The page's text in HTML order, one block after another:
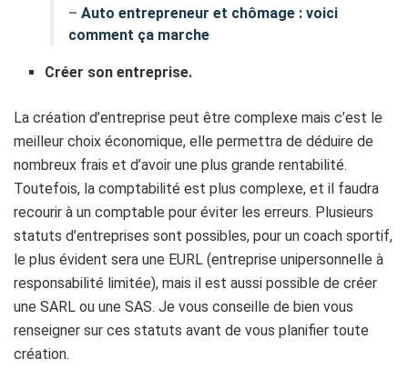
– Auto entrepreneur et chômage : voici
comment ça marche
Créer son entreprise.
La création d’entreprise peut être complexe mais c’est le
meilleur choix économique, elle permettra de déduire de
nombreux frais et d’avoir une plus grande rentabilité.
Toutefois, la comptabilité est plus complexe, et il faudra
recourir à un comptable pour éviter les erreurs. Plusieurs
statuts d’entreprises sont possibles, pour un coach sportif,
le plus évident sera une EURL (entreprise unipersonnelle à
responsabilité limitée), mais il est aussi possible de créer
une SARL ou une SAS. Je vous conseille de bien vous
renseigner sur ces statuts avant de vous planifier toute
création.